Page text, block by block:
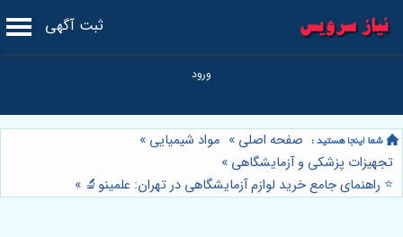
ثبت آگهی
صفحه اصلی » مواد شیمیایی »
تجهیزات پزشکی و آزمایشگاهی »
⭐️ راهنمای جامع خرید لوازم آزمایشگاهی در تهران: علمینو🔬 »